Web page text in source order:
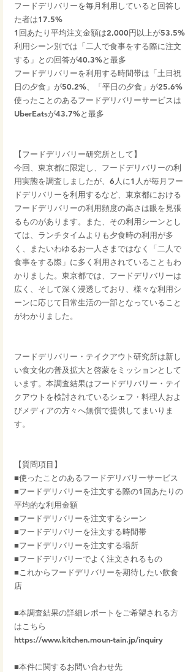
フードデリバリーを毎月利用していると回答し
た者は17.5%
1回あたり平均注文金額は2,000円以上が53.5%
利用シーン別では「二人で食事をする際に注文
する」との回答が40.3%と最多
フードデリバリーを利用する時間帯は「土日祝
日の夕食」が50.2%、「平日の夕食」が25.6%
使ったことのあるフードデリバリーサービスは
UberEatsが43.7%と最多
【フードデリバリー研究所として】
今回、東京都に限定し、フードデリバリーの利
用実態を調査しましたが、6人に1人が毎月フー
ドデリバリーを利用するなど、東京都における
フードデリバリーの利用頻度の高さは眼を見張
るものがあります。また、その利用シーンとし
ては、ランチタイムよりも夕食時の利用が多
く、またいわゆるお一人さまではなく「二人で
食事をする際」に多く利用されていることもわ
かりました。東京都では、フードデリバリーは
広く、そして深く浸透しており、様々な利用シ
ーンに応じて日常生活の一部となっていること
がわかりました。
フードデリバリー・テイクアウト研究所は新し
い食文化の普及拡大と啓蒙をミッションとして
います。本調査結果はフードデリバリー・テイ
クアウトを検討されているシェフ・料理人およ
びメディアの方々へ無償で提供してまいりま
す。
【質問項目】
■使ったことのあるフードデリバリーサービス
■フードデリバリーを注文する際の1回あたりの
平均的な利用金額
■フードデリバリーを注文するシーン
■フードデリバリーを注文する時間帯
■フードデリバリーを注文する場所
■フードデリバリーでよく注文されるもの
■これからフードデリバリーを期待したい飲食
店
■本調査結果の詳細レポートをご希望される方
はこちら
https://www.kitchen.moun-tain.jp/inquiry
■本件に関するお問い合わせ先